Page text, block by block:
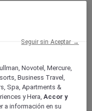
Accor+
Novotel, Mercure,
Business Travel,
Spa, Apartments &
y Hera,Accor y
a información en su
Seguir sin Aceptar →